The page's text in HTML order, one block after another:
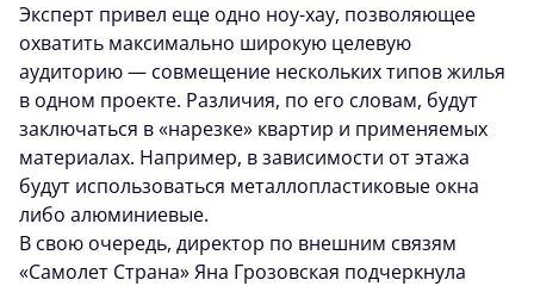
Эксперт привел еще одно ноу-хау, позволяющее
охватить максимально широкую целевую
аудиторию — совмещение нескольких типов жилья
в одном проекте. Различия, по его словам, будут
заключаться в «нарезке» квартир и применяемых
материалах. Например, в зависимости от этажа
будут использоваться металлопластиковые окна
либо алюминиевые.
В свою очередь, директор по внешним связям
«Самолет Страна» Яна Грозовская подчеркнула